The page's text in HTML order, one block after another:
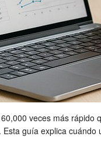
veces más
guía explica